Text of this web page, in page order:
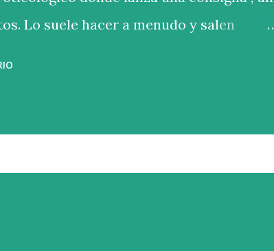
Lo suele hacer a menudo y salen
“La casa no era igual sin mí.